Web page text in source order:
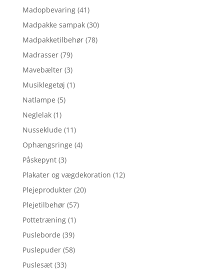
Madopbevaring (41)
Madpakke sampak (30)
Madpakketilbehør (78)
Madrasser (79)
Mavebælter (3)
Musiklegetøj (1)
Natlampe (5)
Neglelak (1)
Nusseklude (11)
Ophængsringe (4)
Påskepynt (3)
Plakater og vægdekoration (12)
Plejeprodukter (20)
Plejetilbehør (57)
Pottetræning (1)
Pusleborde (39)
Puslepuder (58)
Puslesæt (33)